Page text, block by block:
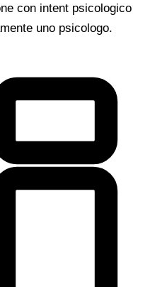
con intent psicologico
uno psicologo.